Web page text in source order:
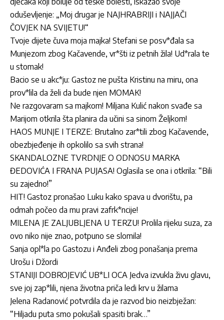
oduševljenje: „Moj drugar je NAJHRABRIJI i NAJJAČI
ČOVJEK NA SVIJETU!“
Tvoje dijete čuva moja majka! Stefani se posv*đala sa
Munjezom zbog Kačavende, vr*šti iz petnih žila! Ud*rala te
u stomak!
Bacio se u akc*ju: Gastoz ne pušta Kristinu na miru, ona
prov*lila da želi da bude njen MOMAK!
Ne razgovaram sa majkom! Miljana Kulić nakon svađe sa
Marijom otkrila šta planira da učini sa sinom Željkom!
HAOS MUNJE I TERZE: Brutalno zar*tili zbog Kačavende,
obezbjeđenje ih opkolilo sa svih strana!
SKANDALOZNE TVRDNJE O ODNOSU MARKA
ĐEDOVIĆA I FRANA PUJASA! Oglasila se ona i otkrila: “Bili
su zajedno!”
HIT! Gastoz pronašao Luku kako spava u dvorištu, pa
odmah počeo da mu pravi zafrk*ncije!
MILENA JE ZALJUBLJENA U TERZU! Prolila rijeku suza, za
ovo niko nije znao, potpuno se slomila!
Sanja opl*la po Gastozu i Anđeli zbog ponašanja prema
Urošu i Džordi
STANIJI DOBROJEVIĆ UB*LI OCA Jedva izvukla živu glavu,
sve joj zap*lili, njena životna priča ledi krv u žilama
Jelena Radanović potvrdila da je razvod bio neizbježan:
“Hiljadu puta smo pokušali spasiti brak…”